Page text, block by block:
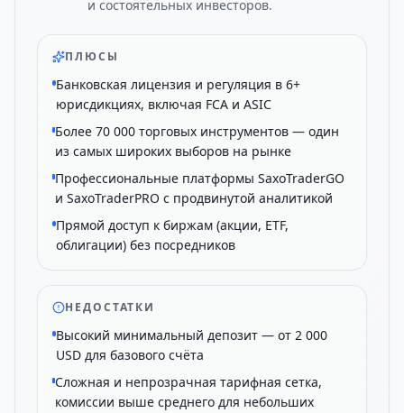
и состоятельных инвесторов.
ПЛЮСЫ
Банковская лицензия и регуляция в 6+
юрисдикциях, включая FCA и ASIC
Более 70 000 торговых инструментов — один
из самых широких выборов на рынке
Профессиональные платформы SaxoTraderGO
и SaxoTraderPRO с продвинутой аналитикой
Прямой доступ к биржам (акции, ETF,
облигации) без посредников
НЕДОСТАТКИ
Высокий минимальный депозит — от 2 000
USD для базового счёта
Сложная и непрозрачная тарифная сетка,
комиссии выше среднего для небольших